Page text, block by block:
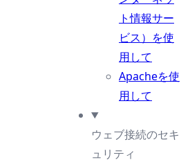
ト情報サー
ビス）を使
用して
Apacheを使
用して
ウェブ接続のセキ
ュリティ